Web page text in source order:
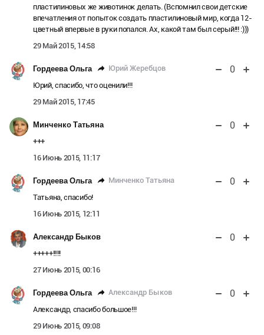
пластилиновых же животинок делать. (Вспомнил свои детские
впечатления от попыток создать пластилиновый мир, когда 12-
цветный впервые в руки попался. Ах, какой там был серый!!! :)))
29 Май 2015, 14:58
Гордеева Ольга Юрий Жеребцов 0
Юрий, спасибо, что оценили!!!
29 Май 2015, 17:45
Минченко Татьяна 0
+++
16 Июнь 2015, 11:17
Гордеева Ольга Минченко Татьяна 0
Татьяна, спасибо!
16 Июнь 2015, 12:11
Александр Быков 0
+++++!!!!!
27 Июнь 2015, 00:16
Гордеева Ольга Александр Быков 0
Александр, спасибо большое!!!
29 Июнь 2015, 09:08